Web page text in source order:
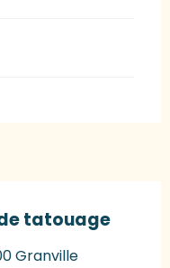
tatouage
Granville